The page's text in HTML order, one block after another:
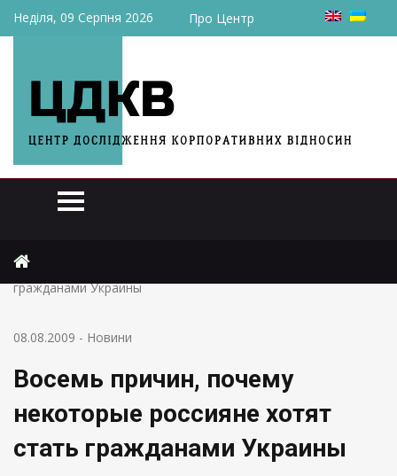
Неділя, 09 Серпня 2026 Про Центр
Восемь причин, почему некоторые россияне хотят стать
гражданами Украины
08.08.2009 - Новини
Восемь причин, почему
некоторые россияне хотят
стать гражданами Украины